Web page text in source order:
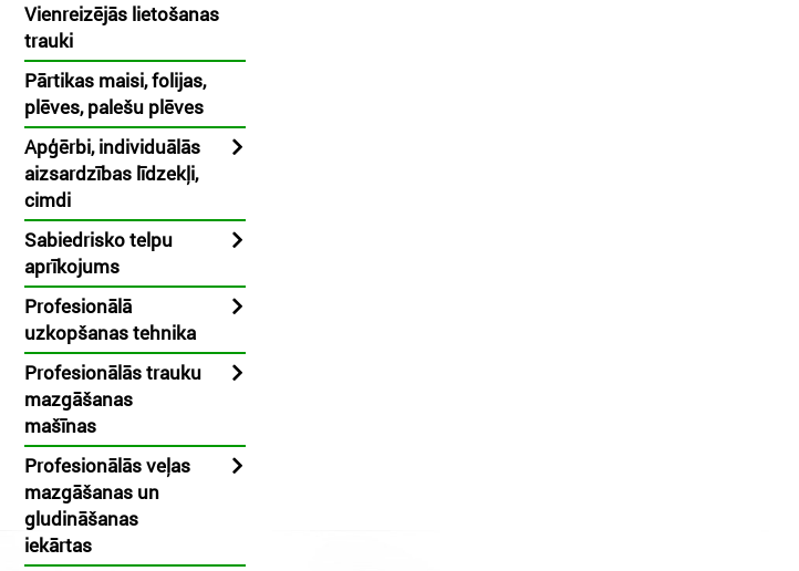
Vienreizējās lietošanas
trauki
Pārtikas maisi, folijas,
plēves, palešu plēves
Apģērbi, individuālās
aizsardzības līdzekļi,
cimdi
Sabiedrisko telpu
aprīkojums
Profesionālā
uzkopšanas tehnika
Profesionālās trauku
mazgāšanas
mašīnas
Profesionālās veļas
mazgāšanas un
gludināšanas
iekārtas